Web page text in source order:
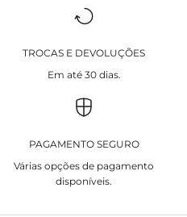
TROCAS E DEVOLUÇÕES
Em até 30 dias.
PAGAMENTO SEGURO
Várias opções de pagamento
disponíveis.